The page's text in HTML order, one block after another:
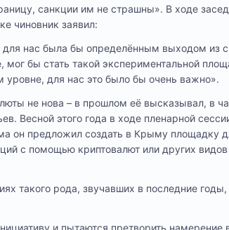
санкции им не страшны». В ходе
чиновник заявил:
для нас была бы определённым выходом из
бы стать такой экспериментальной
для нас это было бы очень важно».
не нова – в прошлом её высказывал, в
Весной этого года в ходе пленарной
он предложил создать в Крыму площадку
с помощью криптовалют или других
такого рода, звучавших в последние
и пытаются претворить намерение